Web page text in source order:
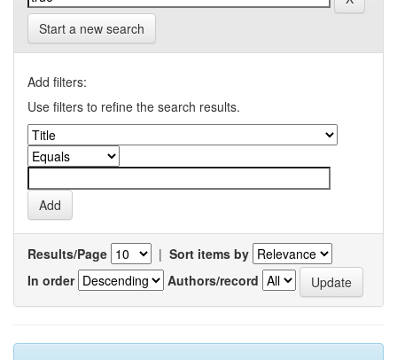
Start a new search
Add filters:
Use filters to refine the search results.
Results/Page | Sort items by
In order
Authors/record